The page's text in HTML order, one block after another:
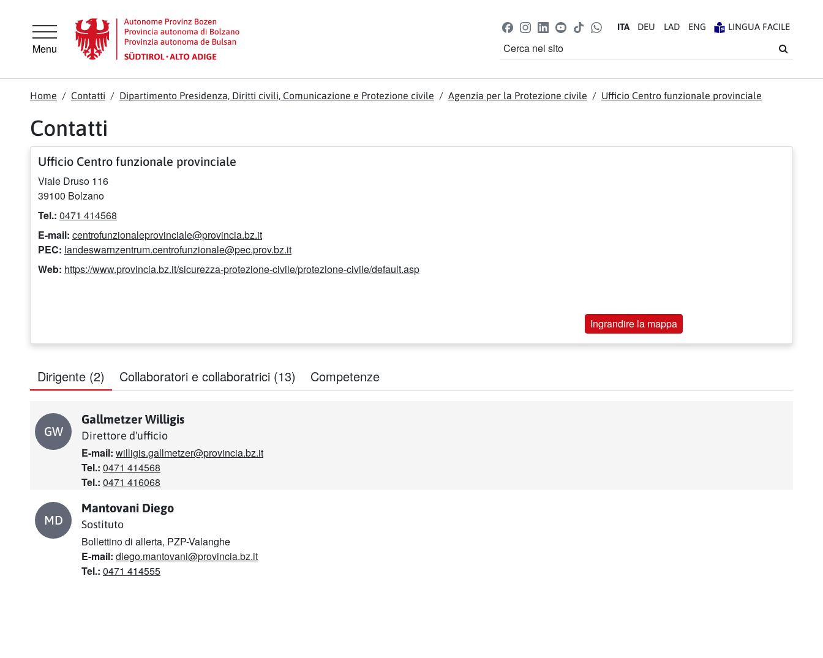
Menu
Seguici su
FacebookInstagram
LinkedInYouTube
TikTokWhatsApp
ITA DEU LAD ENG LINGUA FACILE
Cerca nel sito
Home Contatti Dipartimento Presidenza, Diritti civili, Comunicazione e Protezione civile Agenzia per la Protezione civile Ufficio Centro funzionale provinciale
Contatti
Ufficio Centro funzionale provinciale
Viale Druso 116
39100 Bolzano
Tel.: 0471 414568
E-mail: centrofunzionaleprovinciale@provincia.bz.it
PEC: landeswarnzentrum.centrofunzionale@pec.prov.bz.it
Web: https://www.provincia.bz.it/sicurezza-protezione-civile/protezione-civile/default.asp
Ingrandire la mappa
Dirigente (2) Collaboratori e collaboratrici (13) Competenze
GW
Gallmetzer Willigis
Gallmetzer Willigis
Direttore d'ufficio
E-mail: willigis.gallmetzer@provincia.bz.it
Tel.: 0471 414568
Tel.: 0471 416068
MD
Mantovani Diego
Mantovani Diego
Sostituto
Bollettino di allerta, PZP-Valanghe
E-mail: diego.mantovani@provincia.bz.it
Tel.: 0471 414555